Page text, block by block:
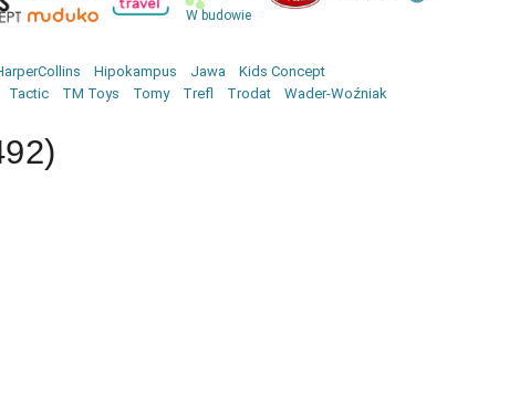
W budowie
Hipokampus Jawa
Kids Concept
Tactic TM Toys Tomy Trefl Trodat Wader-Woźniak